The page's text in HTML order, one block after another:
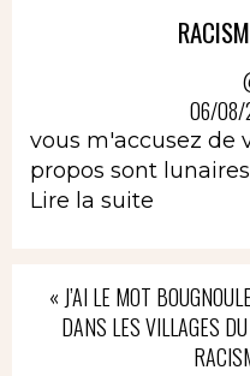
06/08/
vous m'accusez de
propos sont
Lire la suite
« J’AI LE MOT
DANS LES VILLAGES